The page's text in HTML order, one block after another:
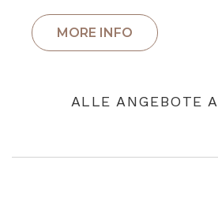
ALLE ANGEBOTE